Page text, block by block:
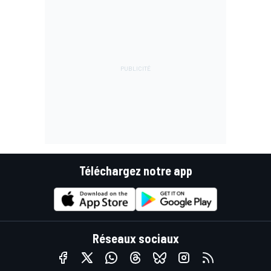
Téléchargez notre app
Réseaux sociaux